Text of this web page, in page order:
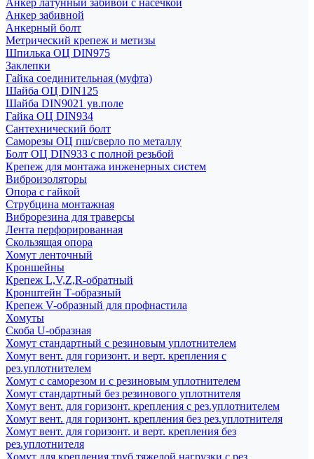
Анкер латунный забивой с насечкой
Анкер забивной
Анкерный болт
Метрический крепеж и метизы
Шпилька ОЦ DIN975
Заклепки
Гайка соединительная (муфта)
Шайба ОЦ DIN125
Шайба DIN9021 ув.поле
Гайка ОЦ DIN934
Сантехнический болт
Саморезы ОЦ пш/сверло по металлу
Болт ОЦ DIN933 с полной резьбой
Крепеж для монтажа инженерных систем
Виброизоляторы
Опора с гайкой
Струбцина монтажная
Виброрезина для траверсы
Лента перфорированная
Скользящая опора
Хомут ленточный
Кроншейны
Крепеж L,V,Z,R-обратный
Кронштейн Т-образный
Крепеж V-образный для профнастила
Хомуты
Скоба U-образная
Хомут стандартный с резиновым уплотнителем
Хомут вент. для горизонт. и верт. крепления с
рез.уплотнителем
Хомут с саморезом и с резиновым уплотнителем
Хомут стандартный без резинового уплотнителя
Хомут вент. для горизонт. крепления с рез.уплотнителем
Хомут вент. для горизонт. крепления без рез.уплотнителя
Хомут вент. для горизонт. и верт. крепления без
рез.уплотнителя
Хомут для крепления труб тяжелой нагрузки с рез.